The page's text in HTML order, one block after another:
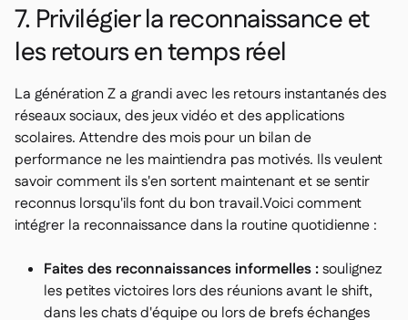
7. Privilégier la reconnaissance et
les retours en temps réel
La génération Z a grandi avec les retours instantanés des
réseaux sociaux, des jeux vidéo et des applications
scolaires. Attendre des mois pour un bilan de
performance ne les maintiendra pas motivés. Ils veulent
savoir comment ils s'en sortent maintenant et se sentir
reconnus lorsqu'ils font du bon travail.Voici comment
intégrer la reconnaissance dans la routine quotidienne :
Faites des reconnaissances informelles :soulignez
les petites victoires lors des réunions avant le shift,
dans les chats d'équipe ou lors de brefs échanges